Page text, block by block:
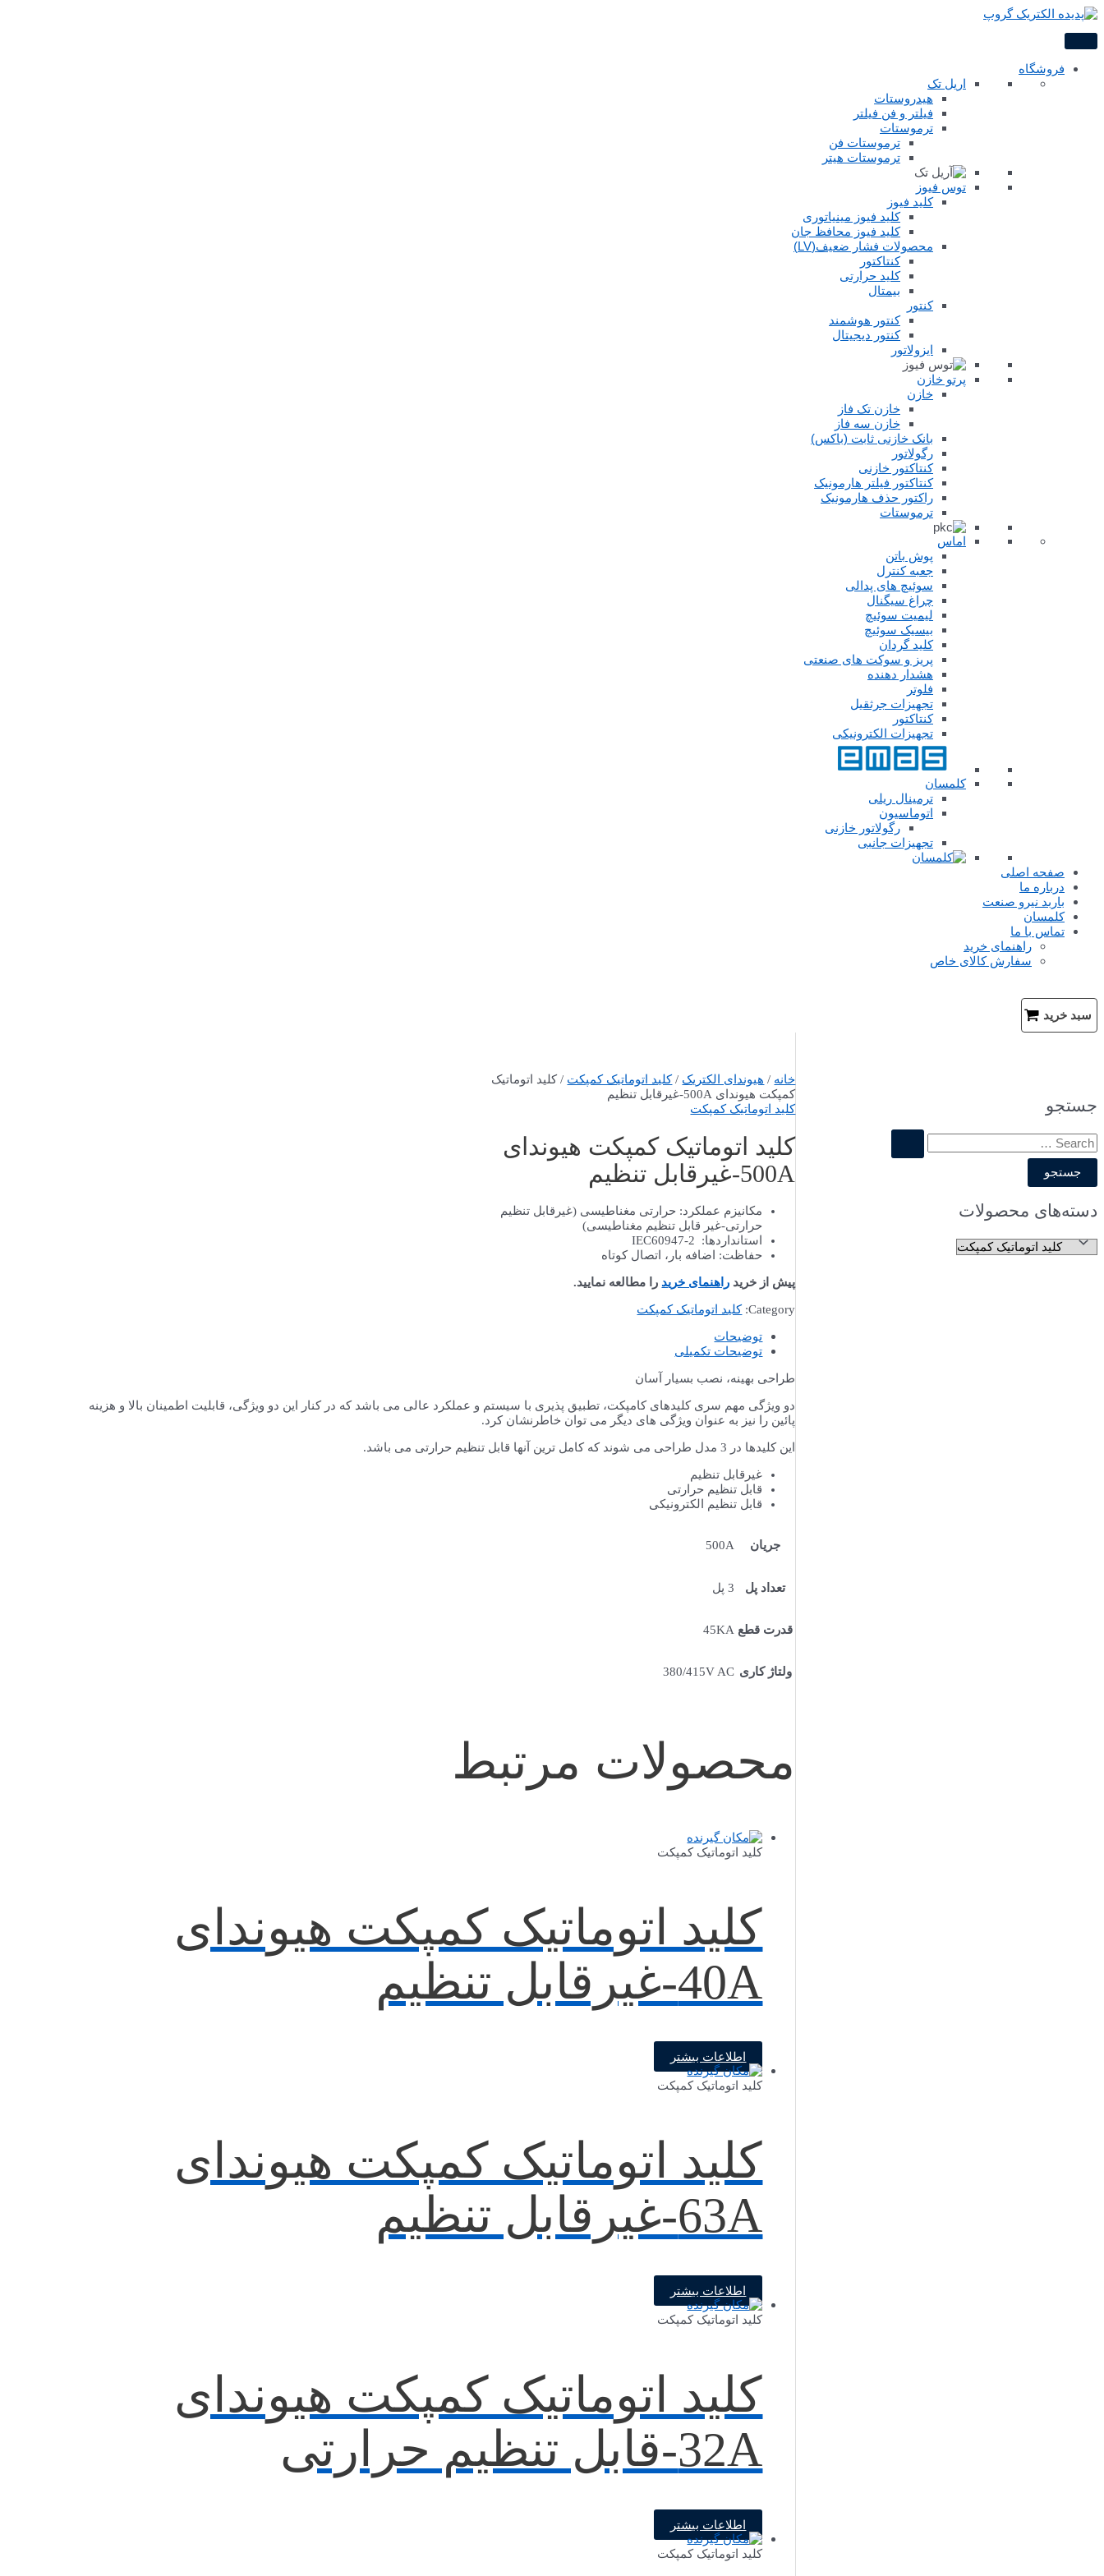
فروشگاه
اریل تک
هیدروستات
فیلتر و فن فیلتر
ترموستات
ترموستات فن
ترموستات هیتر
توس فیوز
کلید فیوز
کلید فیوز مینیاتوری
کلید فیوز محافظ جان
محصولات فشار ضعیف(LV)
کنتاکتور
کلید حرارتی
بیمتال
کنتور
کنتور هوشمند
کنتور دیجیتال
ایزولاتور
پرتو خازن
خازن
خازن تک فاز
خازن سه فاز
بانک خازنی ثابت (باکس)
رگولاتور
کنتاکتور خازنی
کنتاکتور فیلتر هارمونیک
راکتور حذف هارمونیک
ترموستات
اماس
پوش باتن
جعبه کنترل
سوئیچ های پدالی
چراغ سیگنال
لیمیت سوئیچ
بیسیک سوئیچ
کلید گردان
پریز و سوکت های صنعتی
هشدار دهنده
فلوتر
تجهیزات جرثقیل
کنتاکتور
تجهیزات الکترونیکی
کلمسان
ترمینال ریلی
اتوماسیون
رگولاتور خازنی
تجهیزات جانبی
صفحه اصلی
درباره ما
باربد نیرو صنعت
کلمسان
تماس با ما
راهنمای خرید
سفارش کالای خاص
سبد خرید
جستجو
دسته‌های محصولات
خانه / هیوندای الکتریک /کلید اتوماتیک کمپکت / کلید اتوماتیک
کمپکت هیوندای 500A-غیرقابل تنظیم
کلید اتوماتیک کمپکت
کلید اتوماتیک کمپکت هیوندای
500A-غیرقابل تنظیم
مکانیزم عملکرد: حرارتی مغناطیسی (غیرقابل تنظیم
حرارتی-غیر قابل تنظیم مغناطیسی)
استانداردها: IEC60947-2
حفاظت: اضافه بار، اتصال کوتاه
پیش از خرید راهنمای خرید را مطالعه نمایید.
Category: کلید اتوماتیک کمپکت
توضیحات
توضیحات تکمیلی
طراحی بهینه، نصب بسیار آسان
دو ویژگی مهم سری کلیدهای کامپکت، تطبیق پذیری با سیستم و عملکرد عالی می باشد که در کنار این دو ویژگی، قابلیت اطمینان بالا و هزینه
پائین را نیز به عنوان ویژگی های دیگر می توان خاطرنشان کرد.
این کلیدها در 3 مدل طراحی می شوند که کامل ترین آنها قابل تنظیم حرارتی می باشد.
غیرقابل تنظیم
قابل تنظیم حرارتی
قابل تنظیم الکترونیکی
جریان 500A
تعداد پل 3 پل
قدرت قطع 45KA
ولتاژ کاری 380/415V AC
محصولات مرتبط
کلید اتوماتیک کمپکت
کلید اتوماتیک کمپکت هیوندای
40A-غیرقابل تنظیم
اطلاعات بیشتر
کلید اتوماتیک کمپکت
کلید اتوماتیک کمپکت هیوندای
63A-غیرقابل تنظیم
اطلاعات بیشتر
کلید اتوماتیک کمپکت
کلید اتوماتیک کمپکت هیوندای
32A-قابل تنظیم حرارتی
اطلاعات بیشتر
کلید اتوماتیک کمپکت